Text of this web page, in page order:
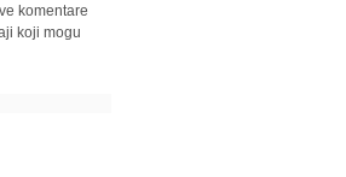
komentare
koji mogu